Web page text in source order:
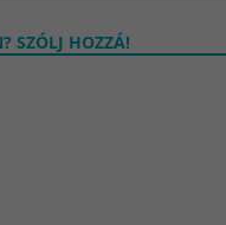
SZÓLJ HOZZÁ!